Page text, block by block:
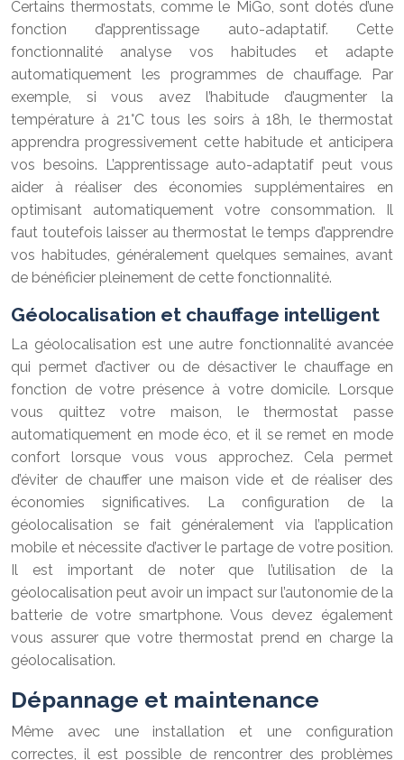
Certains thermostats, comme le MiGo, sont dotés d’une
fonction d’apprentissage auto-adaptatif. Cette
fonctionnalité analyse vos habitudes et adapte
automatiquement les programmes de chauffage. Par
exemple, si vous avez l’habitude d’augmenter la
température à 21°C tous les soirs à 18h, le thermostat
apprendra progressivement cette habitude et anticipera
vos besoins. L’apprentissage auto-adaptatif peut vous
aider à réaliser des économies supplémentaires en
optimisant automatiquement votre consommation. Il
faut toutefois laisser au thermostat le temps d’apprendre
vos habitudes, généralement quelques semaines, avant
de bénéficier pleinement de cette fonctionnalité.
Géolocalisation et chauffage intelligent
La géolocalisation est une autre fonctionnalité avancée
qui permet d’activer ou de désactiver le chauffage en
fonction de votre présence à votre domicile. Lorsque
vous quittez votre maison, le thermostat passe
automatiquement en mode éco, et il se remet en mode
confort lorsque vous vous approchez. Cela permet
d’éviter de chauffer une maison vide et de réaliser des
économies significatives. La configuration de la
géolocalisation se fait généralement via l’application
mobile et nécessite d’activer le partage de votre position.
Il est important de noter que l’utilisation de la
géolocalisation peut avoir un impact sur l’autonomie de la
batterie de votre smartphone. Vous devez également
vous assurer que votre thermostat prend en charge la
géolocalisation.
Dépannage et maintenance
Même avec une installation et une configuration
correctes, il est possible de rencontrer des problèmes